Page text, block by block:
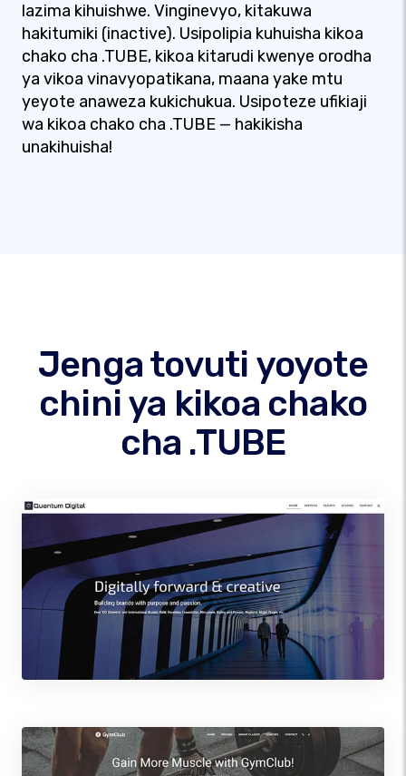
lazima kihuishwe. Vinginevyo, kitakuwa
hakitumiki (inactive). Usipolipia kuhuisha kikoa
chako cha .TUBE, kikoa kitarudi kwenye orodha
ya vikoa vinavyopatikana, maana yake mtu
yeyote anaweza kukichukua. Usipoteze ufikiaji
wa kikoa chako cha .TUBE — hakikisha
unakihuisha!
Jenga tovuti yoyote
chini ya kikoa chako
cha .TUBE